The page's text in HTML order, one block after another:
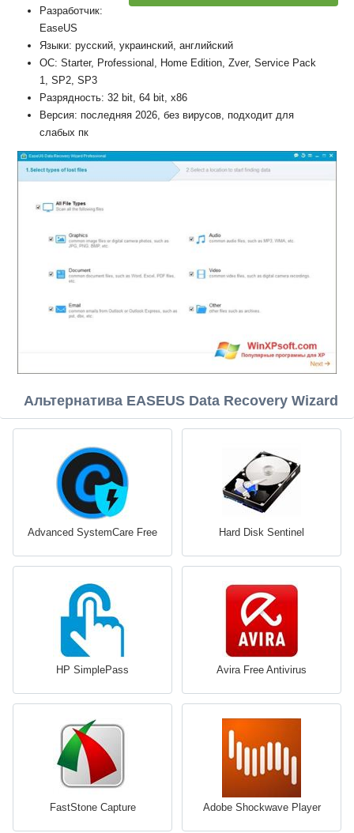
Разработчик:
EaseUS
Языки: русский, украинский, английский
ОС: Starter, Professional, Home Edition, Zver, Service Pack
1, SP2, SP3
Разрядность: 32 bit, 64 bit, x86
Версия: последняя 2026, без вирусов, подходит для
слабых пк
Альтернатива EASEUS Data Recovery Wizard
Advanced SystemCare Free Hard Disk Sentinel
HP SimplePass Avira Free Antivirus
FastStone Capture Adobe Shockwave Player